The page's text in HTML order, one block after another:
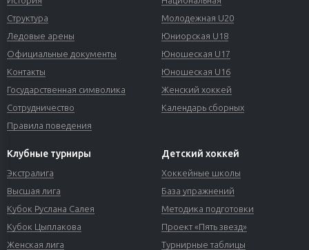
Структура
Ледовые арены
Официальные документы
Контакты
Государственная символика
Сотрудничество
Правила поведения
Молодежная U20
Юниорская U18
Юношеская U17
Юношеская U16
Женский хоккей
Календарь сборных
Клубные турниры
Экстралига
Высшая лига
Кубок Руслана Салея
Кубок Цыплакова
Женская лига
Детский хоккей
Хоккейные школы
База упражнений
Методика подготовки
Проект «Пять звезд»
Турнирные таблицы